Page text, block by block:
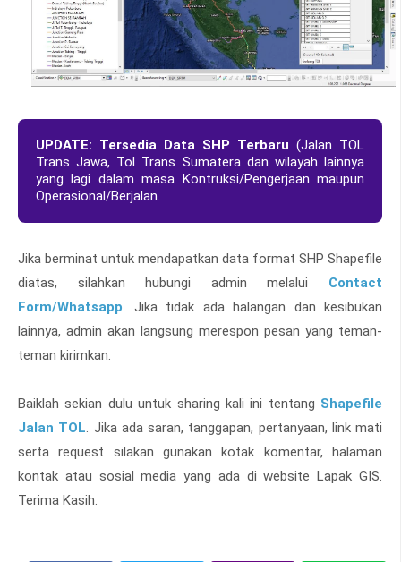
UPDATE: Tersedia Data SHP Terbaru (Jalan TOL
Trans Jawa, Tol Trans Sumatera dan wilayah lainnya
yang lagi dalam masa Kontruksi/Pengerjaan maupun
Operasional/Berjalan.
Jika berminat untuk mendapatkan data format SHP Shapefile
diatas, silahkan hubungi admin melalui Contact
Form/Whatsapp . Jika tidak ada halangan dan kesibukan
lainnya, admin akan langsung merespon pesan yang teman-
teman kirimkan.
Baiklah sekian dulu untuk sharing kali ini tentang Shapefile
Jalan TOL . Jika ada saran, tanggapan, pertanyaan, link mati
serta request silakan gunakan kotak komentar, halaman
kontak atau sosial media yang ada di website Lapak GIS.
Terima Kasih.